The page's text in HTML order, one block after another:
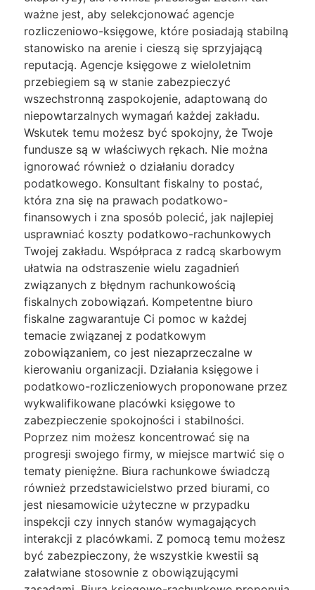
ważne jest, aby selekcjonować agencje
rozliczeniowo-księgowe, które posiadają stabilną
stanowisko na arenie i cieszą się sprzyjającą
reputacją. Agencje księgowe z wieloletnim
przebiegiem są w stanie zabezpieczyć
wszechstronną zaspokojenie, adaptowaną do
niepowtarzalnych wymagań każdej zakładu.
Wskutek temu możesz być spokojny, że Twoje
fundusze są w właściwych rękach. Nie można
ignorować również o działaniu doradcy
podatkowego. Konsultant fiskalny to postać,
która zna się na prawach podatkowo-
finansowych i zna sposób polecić, jak najlepiej
usprawniać koszty podatkowo-rachunkowych
Twojej zakładu. Współpraca z radcą skarbowym
ułatwia na odstraszenie wielu zagadnień
związanych z błędnym rachunkowością
fiskalnych zobowiązań. Kompetentne biuro
fiskalne zagwarantuje Ci pomoc w każdej
temacie związanej z podatkowym
zobowiązaniem, co jest niezaprzeczalne w
kierowaniu organizacji. Działania księgowe i
podatkowo-rozliczeniowych proponowane przez
wykwalifikowane placówki księgowe to
zabezpieczenie spokojności i stabilności.
Poprzez nim możesz koncentrować się na
progresji swojego firmy, w miejsce martwić się o
tematy pieniężne. Biura rachunkowe świadczą
również przedstawicielstwo przed biurami, co
jest niesamowicie użyteczne w przypadku
inspekcji czy innych stanów wymagających
interakcji z placówkami. Z pomocą temu możesz
być zabezpieczony, że wszystkie kwestii są
załatwiane stosownie z obowiązującymi